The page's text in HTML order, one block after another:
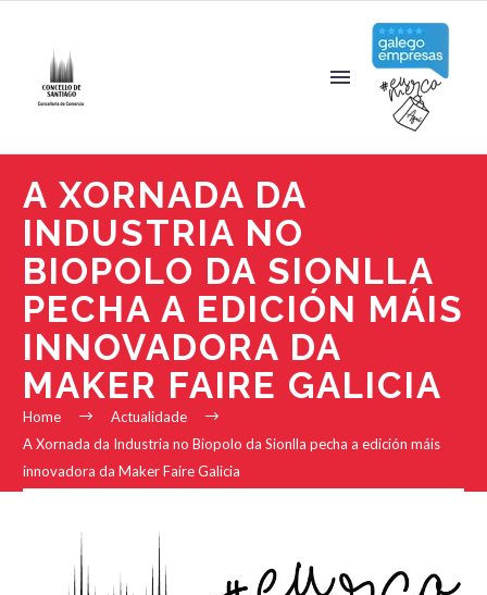
A XORNADA DA
INDUSTRIA NO
BIOPOLO DA SIONLLA
PECHA A EDICIÓN MÁIS
INNOVADORA DA
MAKER FAIRE GALICIA
Home
Actualidade
A Xornada da Industria no Biopolo da Sionlla pecha a edición máis
innovadora da Maker Faire Galicia